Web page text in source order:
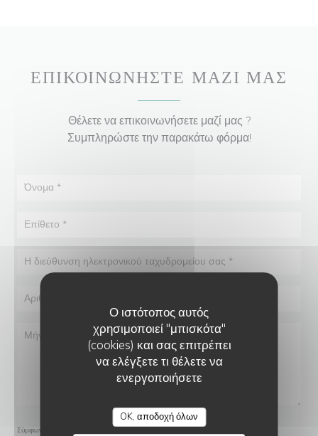
Ο ιστότοπος αυτός
χρησιμοποιεί "μπισκότα"
(cookies) και σας επιτρέπει
να ελέγξετε τι θέλετε να
ενεργοποιήσετε
OK, αποδοχή όλων
ΕΠΙΚΟΙΝΩΝΉΣΤΕ ΜΑΖΊ ΜΑΣ
Θέλετε να επικοινωνήσετε μαζί μας ?
Συμπληρώστε την παρακάτω φόρμα!
Σύμφωνα με τον κανονισμό προστασίας δεδομένων (GDPR), έχετε το δικαίωμα να